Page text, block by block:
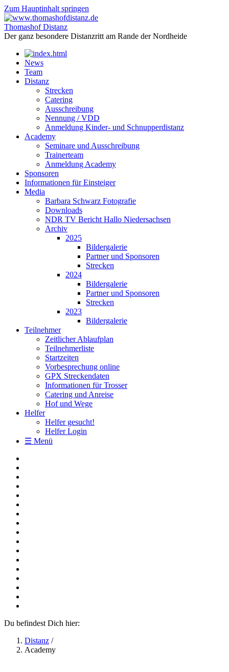
Zum Hauptinhalt springen
Thomashof Distanz
Der ganz besondere Distanzritt am Rande der Nordheide
News
Team
Distanz
Strecken
Catering
Ausschreibung
Nennung / VDD
Anmeldung Kinder- und Schnupperdistanz
Academy
Seminare und Ausschreibung
Trainerteam
Anmeldung Academy
Sponsoren
Informationen für Einsteiger
Media
Barbara Schwarz Fotografie
Downloads
NDR TV Bericht Hallo Niedersachsen
Archiv
2025
Bildergalerie
Partner und Sponsoren
Strecken
2024
Bildergalerie
Partner und Sponsoren
Strecken
2023
Bildergalerie
Teilnehmer
Zeitlicher Ablaufplan
Teilnehmerliste
Startzeiten
Vorbesprechung online
GPX Streckendaten
Informationen für Trosser
Catering und Anreise
Hof und Wege
Helfer
Helfer gesucht!
Helfer Login
☰ Menü
Du befindest Dich hier:
Distanz /
Academy